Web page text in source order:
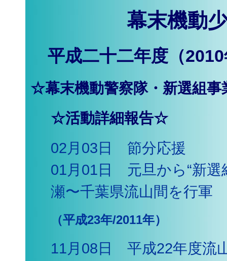
幕末機動
平成二十二年度（
☆幕末機動警察隊・新選組事
☆活動詳細報告☆
02月03日 節分応援
01月01日 元旦から“新
瀬〜千葉県流山間を行軍
（平成23年/2011年）
11月08日 平成22年度流